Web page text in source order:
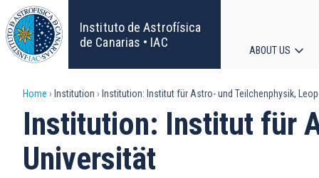
Skip
to
main
content
Instituto de Astrofísica
de Canarias • IAC
ABOUT US
Breadcrumb
Home Institution Institution: Institut für Astro- und Teilchenphysik,
Institution: Institut für
Universität